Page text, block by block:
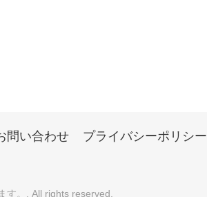
問い合わせ プライバシーポリシー
す。 . All rights reserved.